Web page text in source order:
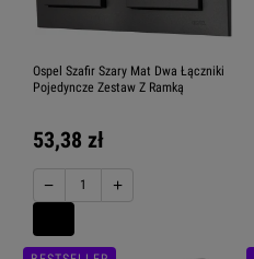
Ospel Szafir Szary Mat Dwa Łączniki
Pojedyncze Zestaw Z Ramką
53,38 zł
− +